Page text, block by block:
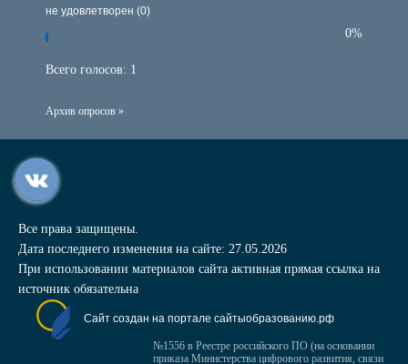
не удовлетворен (0)
0%
Всего голосов: 1
Архив опросов »
Все права защищены.
Дата последнего изменения на сайте: 27.05.2026
При использовании материалов сайта активная прямая ссылка на
источник обязательна
Сайт создан на портале сайтыобразованию.рф
№1556 в Реестре российского ПО (на основании
приказа Министерства цифрового развития, связи